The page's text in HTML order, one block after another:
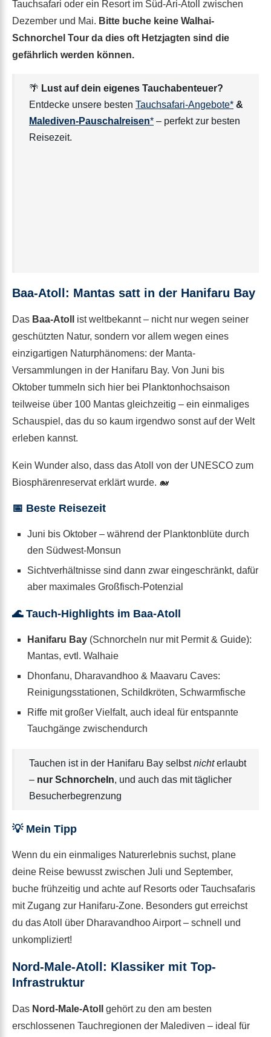
Tauchsafari oder ein Resort im Süd-Ari-Atoll zwischen
Dezember und Mai. Bitte buche keine Walhai-
Schnorchel Tour da dies oft Hetzjagten sind die
gefährlich werden können.
🌴 Lust auf dein eigenes Tauchabenteuer?
Entdecke unsere besten Tauchsafari-Angebote* &
Malediven-Pauschalreisen* – perfekt zur besten
Reisezeit.
Baa-Atoll: Mantas satt in der Hanifaru Bay
Das Baa-Atoll
ist weltbekannt – nicht nur wegen seiner
geschützten Natur, sondern vor allem wegen eines
einzigartigen Naturphänomens: der Manta-
Versammlungen in der Hanifaru Bay. Von Juni bis
Oktober tummeln sich hier bei Planktonhochsaison
teilweise über 100 Mantas gleichzeitig – ein einmaliges
Schauspiel, das du so kaum irgendwo sonst auf der Welt
erleben kannst.
Kein Wunder also, dass das Atoll von der UNESCO zum
Biosphärenreservat erklärt wurde. 🐋
📅 Beste Reisezeit
Juni bis Oktober – während der Planktonblüte durch
den Südwest-Monsun
Sichtverhältnisse sind dann zwar eingeschränkt, dafür
aber maximales Großfisch-Potenzial
🌊 Tauch-Highlights im Baa-Atoll
Hanifaru Bay (Schnorcheln nur mit Permit & Guide):
Mantas, evtl. Walhaie
Dhonfanu, Dharavandhoo & Maavaru Caves:
Reinigungsstationen, Schildkröten, Schwarmfische
Riffe mit großer Vielfalt, auch ideal für entspannte
Tauchgänge zwischendurch
Tauchen ist in der Hanifaru Bay selbstnichterlaubt
– nur Schnorcheln, und auch das mit täglicher
Besucherbegrenzung
💡 Mein Tipp
Wenn du ein einmaliges Naturerlebnis suchst, plane
deine Reise bewusst zwischen Juli und September,
buche frühzeitig und achte auf Resorts oder Tauchsafaris
mit Zugang zur Hanifaru-Zone. Besonders gut erreichst
du das Atoll über Dharavandhoo Airport – schnell und
unkompliziert!
Nord-Male-Atoll: Klassiker mit Top-
Infrastruktur
Das Nord-Male-Atoll
gehört zu den am besten
erschlossenen Tauchregionen der Malediven – ideal für